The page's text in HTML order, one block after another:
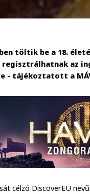
töltik be a 18.
az
- tájékoztatott a
célzó DiscoverEU